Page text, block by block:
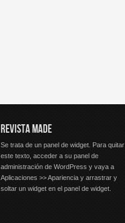
REVISTA MADE
Se trata de un panel de widget. Para quitar
este texto, acceder a su panel de
administración de WordPress y vaya a
Aplicaciones >> Apariencia y arrastrar y
soltar un widget en el panel de widget.